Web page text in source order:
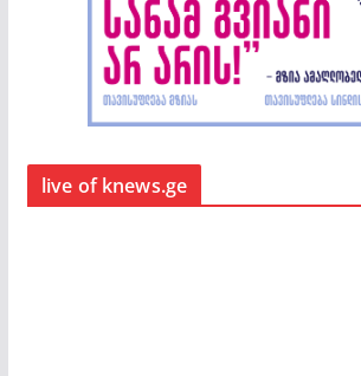
live of knews.ge